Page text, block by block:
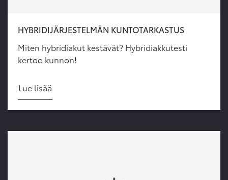
HYBRIDIJÄRJESTELMÄN KUNTOTARKASTUS
Miten hybridiakut kestävät? Hybridiakkutesti
kertoo kunnon!
Lue lisää